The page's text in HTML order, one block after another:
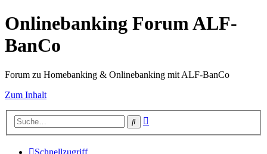
Onlinebanking Forum ALF-
BanCo
Forum zu Homebanking & Onlinebanking mit ALF-BanCo
Zum Inhalt
Suche